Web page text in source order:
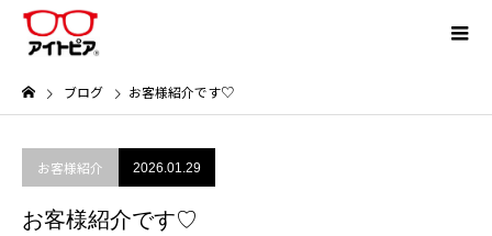
ブログ お客様紹介です♡
お客様紹介 2026.01.29
お客様紹介です♡